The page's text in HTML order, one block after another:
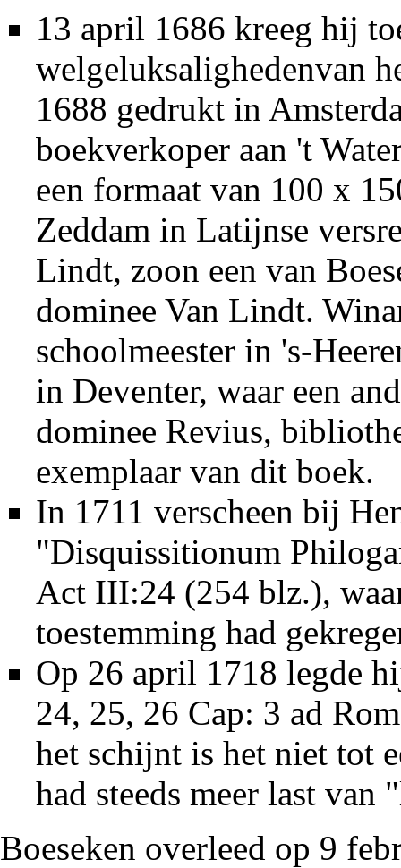
13 april 1686 kreeg hij
welgeluksalighedenvan
1688 gedrukt in
boekverkoper aan 't
een formaat van 100 x
Zeddam in Latijnse
Lindt, zoon een van
dominee Van Lindt.
schoolmeester in 's-
in Deventer, waar een
dominee Revius,
exemplaar van dit boek.
In 1711 verscheen bij
"Disquissitionum
Act III:24 (254 blz.),
toestemming had
Op 26 april 1718 legde
24, 25, 26 Cap: 3 ad
het schijnt is het niet tot
had steeds meer last
Boeseken overleed op 9